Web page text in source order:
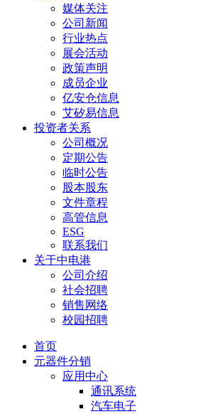
媒体关注
公司新闻
行业热点
展会活动
政策声明
成员企业
亿安仓信息
艾矽易信息
投资者关系
公司概况
定期公告
临时公告
股本股东
文件章程
高管信息
ESG
联系我们
关于中电港
公司介绍
社会招聘
销售网络
校园招聘
首页
元器件分销
应用中心
通讯系统
汽车电子